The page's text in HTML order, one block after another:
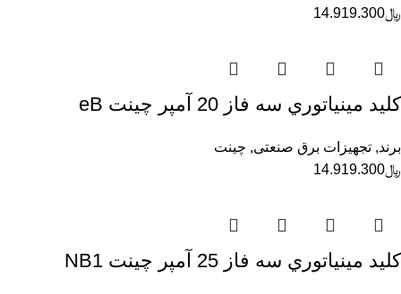
﷼14.919.300
كليد مينياتوري سه فاز 20 آمپر چينت eB
برند, تجهیزات برق صنعتی, چینت
﷼14.919.300
كليد مينياتوري سه فاز 25 آمپر چينت NB1